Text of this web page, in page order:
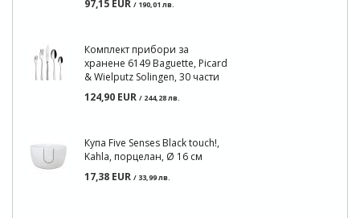
97,15 EUR / 190,01 лв.
Комплект прибори за
хранене 6149 Baguette, Picard
& Wielputz Solingen, 30 части
124,90 EUR / 244,28 лв.
Купа Five Senses Black touch!,
Kahla, порцелан, Ø 16 см
17,38 EUR / 33,99 лв.